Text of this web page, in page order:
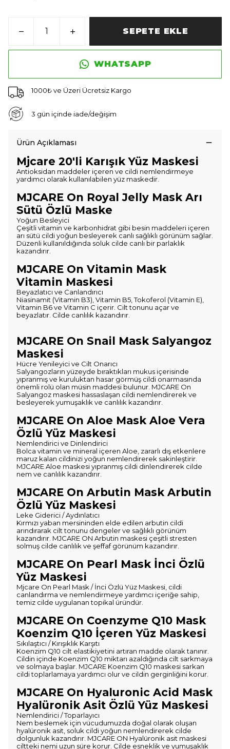
SEPETE EKLE
WHATSAPP
1000₺ ve Üzeri Ücretsiz Kargo
3 gün içinde iade/değişim
Ürün Açıklaması
Mjcare 20'li Karışık Yüz Maskesi
Antioksidan maddeler içeren ve cildi nemlendirmeye
yardımcı olarak kullanılabilen yüz maskedir.
MJCARE On Royal Jelly Mask Arı
Sütü Özlü Maske
Yoğun Besleyici
Çeşitli vitamin ve karbonhidrat gibi besin maddeleri içeren
arı sütü cildi yoğun besleyerek canlı sağlıklı görünüm sağlar.
Düzenli kullanıldığında soluk cilde canlı bir parlaklık
kazandırır.
MJCARE On Vitamin Mask
Vitamin Maskesi
Beyazlatıcı ve Canlandırıcı
Niasinamit (Vitamin B3), Vitamin B5, Tokoferol (Vitamin E),
Vitamin B6 ve Vitamin C içerir. Cilt tonunu açar ve
beyazlatır. Cilde canlılık kazandırır.
MJCARE On Snail Mask Salyangoz
Maskesi
Hücre Yenileyici ve Cilt Onarıcı
Salyangozların yüzeyde bıraktıkları mukus içerisinde
yıpranmış ve kuruluktan hasar görmüş cildi onarmasında
önemli rolü olan müsin maddesi bulunur. MJCARE On
Salyangoz maskesi hassaslaşan cildi nemlendirerek ve
besleyerek yumuşaklık ve canlılık kazandırır.
MJCARE On Aloe Mask Aloe Vera
Özlü Yüz Maskesi
Nemlendirici ve Dinlendirici
Bolca vitamin ve mineral içeren Aloe, zararlı dış etkenlere
maruz kalan cildinizi yoğun nemlendirerek sakinleştirir.
MJCARE Aloe maskesi yıpranmış cildi dinlendirerek cilde
nem ve canlılık kazandırır.
MJCARE On Arbutin Mask Arbutin
Özlü Yüz Maskesi
Leke Giderici / Aydınlatıcı
Kırmızı yaban mersininden elde edilen arbutin cildi
arındırarak cilt tonunu dengeler ve sağlıklı görünüm
kazandırır. MJCARE ON Arbutin maskesi çeşitli stresten
solmuş cilde canlılık ve şeffaf görünüm kazandırır.
MJCARE On Pearl Mask İnci Özlü
Yüz Maskesi
Mjcare On Pearl Mask / İnci Özlü Yüz Maskesi, cildi
canlandırma ve nemlendirmeye yardımcı içeriğe sahip,
temiz cilde uygulanan topikal üründür.
MJCARE On Coenzyme Q10 Mask
Koenzim Q10 İçeren Yüz Maskesi
Sıkılaştıcı / Kırışıklık Karşıtı
Koenzim Q10 cilt elastikiyetini artıran madde olarak tanınır.
Cildin içinde Koenzim Q10 miktarı azaldığında cilt sarkmaya
ve solmaya başlar. MJCARE Koenzim Q10 maskesi sarkan
cildi toplarlamaya yardımcı olur ve cildin gerginliğini korur.
MJCARE On Hyaluronic Acid Mask
Hyalüronik Asit Özlü Yüz Maskesi
Nemlendirici / Toparlayıcı
Nem beslemek için vücudumuzda doğal olarak oluşan
hyalüronik asit, soluk cildi yoğun nemlendirerek cilde
dolgunluk kazandırır. MJCARE ON Hyalüronik asit maskesi
ciltteki nemi uzun süre korur. Cilde esneklik ve yumuşaklık